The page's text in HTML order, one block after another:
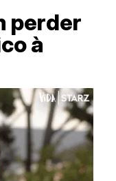
perder
à